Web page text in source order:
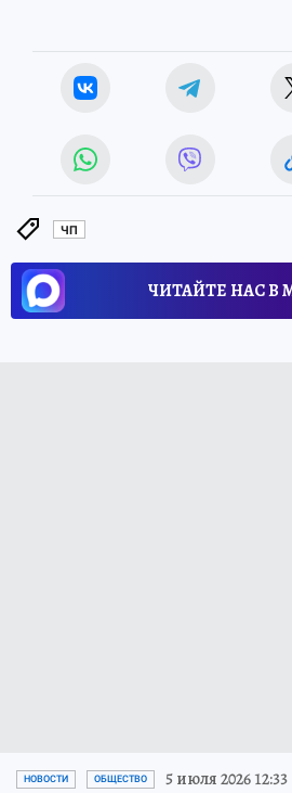
ЧП
ЧИТАЙТЕ НАС В
НОВОСТИ ОБЩЕСТВО 5 июля 2026 12:33